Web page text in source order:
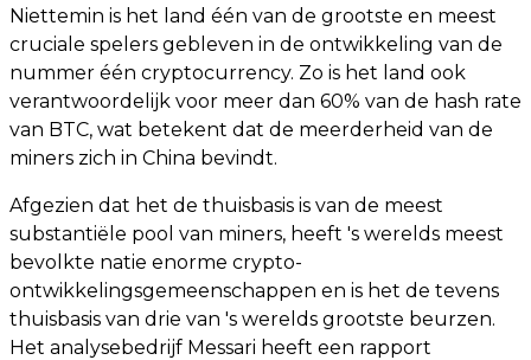
Niettemin is het land één van de grootste en meest
cruciale spelers gebleven in de ontwikkeling van de
nummer één cryptocurrency. Zo is het land ook
verantwoordelijk voor meer dan 60% van de hash rate
van BTC, wat betekent dat de meerderheid van de
miners zich in China bevindt.
Afgezien dat het de thuisbasis is van de meest
substantiële pool van miners, heeft 's werelds meest
bevolkte natie enorme crypto-
ontwikkelingsgemeenschappen en is het de tevens
thuisbasis van drie van 's werelds grootste beurzen.
Het analysebedrijf Messari heeft een rapport